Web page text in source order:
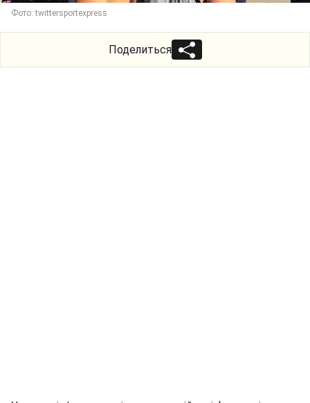
Фото: twittersportexpress
Поделиться